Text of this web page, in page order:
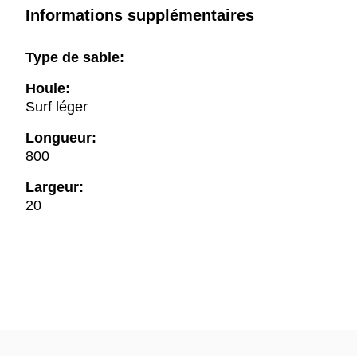
Informations supplémentaires
Type de sable:
Houle:
Surf léger
Longueur:
800
Largeur:
20